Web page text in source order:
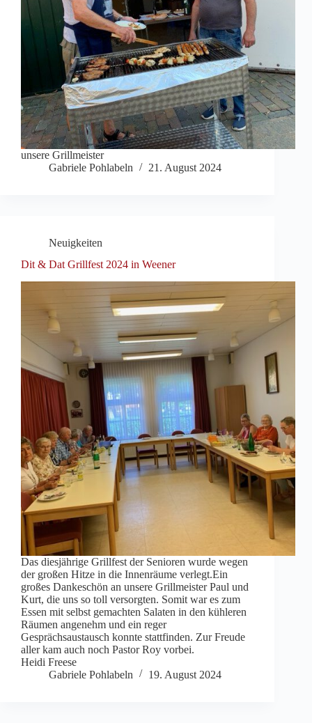
unsere Grillmeister
Gabriele Pohlabeln
21. August 2024
Neuigkeiten
Dit & Dat Grillfest 2024 in Weener
Das diesjährige Grillfest der Senioren wurde wegen
der großen Hitze in die Innenräume verlegt.Ein
großes Dankeschön an unsere Grillmeister Paul und
Kurt, die uns so toll versorgten. Somit war es zum
Essen mit selbst gemachten Salaten in den kühleren
Räumen angenehm und ein reger
Gesprächsaustausch konnte stattfinden. Zur Freude
aller kam auch noch Pastor Roy vorbei.
Heidi Freese
Gabriele Pohlabeln
19. August 2024